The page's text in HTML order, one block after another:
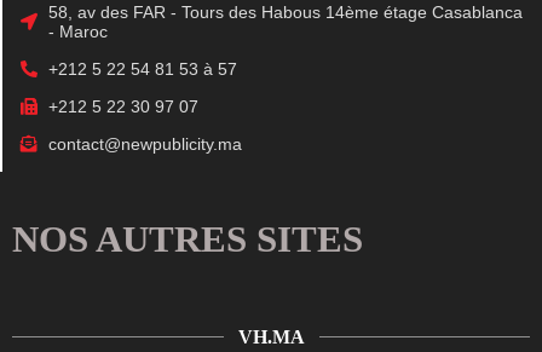
58, av des FAR - Tours des Habous 14ème étage Casablanca
- Maroc
+212 5 22 54 81 53 à 57
+212 5 22 30 97 07
contact@newpublicity.ma
NOS AUTRES SITES
VH.MA